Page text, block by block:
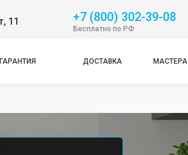
11 +7 (800) 302-39-08
Бесплатно по РФ
ГАРАНТИЯ ДОСТАВКА МАСТЕРА